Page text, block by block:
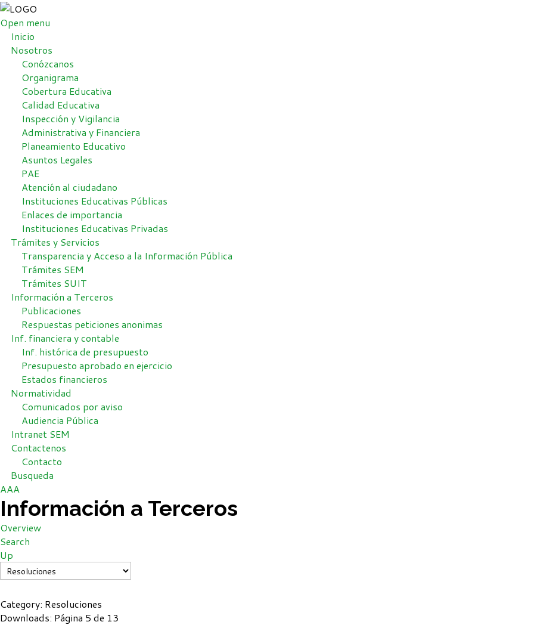
Open menu
Inicio
Nosotros
Conózcanos
Organigrama
Cobertura Educativa
Calidad Educativa
Inspección y Vigilancia
Administrativa y Financiera
Planeamiento Educativo
Asuntos Legales
PAE
Atención al ciudadano
Instituciones Educativas Públicas
Enlaces de importancia
Instituciones Educativas Privadas
Trámites y Servicios
Transparencia y Acceso a la Información Pública
Trámites SEM
Trámites SUIT
Información a Terceros
Publicaciones
Respuestas peticiones anonimas
Inf. financiera y contable
Inf. histórica de presupuesto
Presupuesto aprobado en ejercicio
Estados financieros
Normatividad
Comunicados por aviso
Audiencia Pública
Intranet SEM
Contactenos
Contacto
Busqueda
AAA
Información a Terceros
Overview
Search
Up
Category: Resoluciones
Downloads: Página 5 de 13